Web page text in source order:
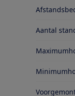
Aantal